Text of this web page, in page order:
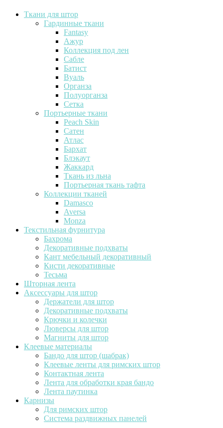
Ткани для штор
Гардинные ткани
Fantasy
Ажур
Коллекция под лен
Сабле
Батист
Вуаль
Органза
Полуорганза
Сетка
Портьерные ткани
Peach Skin
Сатен
Атлас
Бархат
Блэкаут
Жаккард
Ткань из льна
Портьерная ткань тафта
Коллекции тканей
Damasco
Aversa
Monza
Текстильная фурнитура
Бахрома
Декоративные подхваты
Кант мебельный декоративный
Кисти декоративные
Тесьма
Шторная лента
Аксессуары для штор
Держатели для штор
Декоративные подхваты
Крючки и колечки
Люверсы для штор
Магниты для штор
Клеевые материалы
Бандо для штор (шабрак)
Клеевые ленты для римских штор
Контактная лента
Лента для обработки края бандо
Лента паутинка
Карнизы
Для римских штор
Система раздвижных панелей